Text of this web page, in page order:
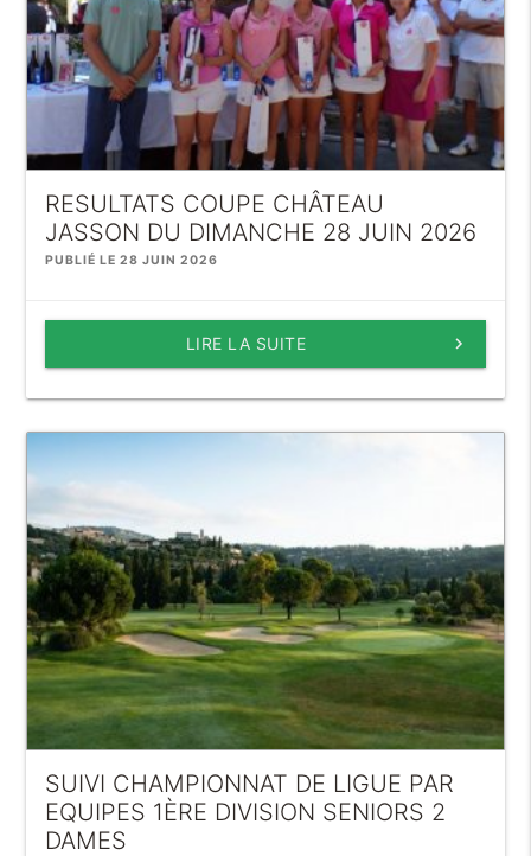
RESULTATS COUPE CHÂTEAU
JASSON DU DIMANCHE 28 JUIN 2026
PUBLIÉ LE 28 JUIN 2026
keyboard_arrow_right
LIRE LA SUITE
SUIVI CHAMPIONNAT DE LIGUE PAR
EQUIPES 1ÈRE DIVISION SENIORS 2
DAMES